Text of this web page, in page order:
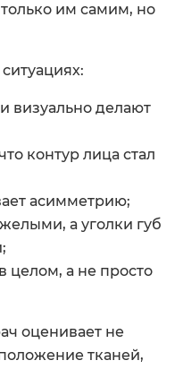
им самим, но
визуально делают
контур лица стал
асимметрию;
а уголки губ
целом, а не просто
оценивает не
тканей,